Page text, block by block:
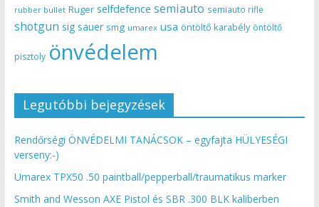
rubber bullet Ruger selfdefence semiauto semiauto rifle
shotgun sig sauer smg umarex usa öntöltő karabély öntöltő
pisztoly önvédelem
Legutóbbi bejegyzések
Rendőrségi ÖNVÉDELMI TANÁCSOK – egyfajta HÜLYESÉGI
verseny:-)
Umarex TPX50 .50 paintball/pepperball/traumatikus marker
Smith and Wesson AXE Pistol és SBR .300 BLK kaliberben